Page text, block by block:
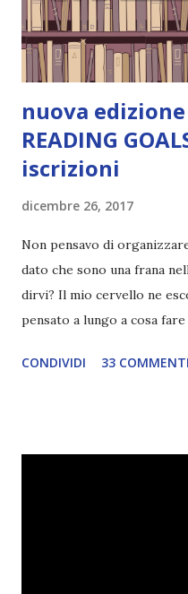
terrificante. Non mi vede
visto, l'ho sentito. Le cose
nuova
READING
iscrizioni
dicembre 26, 2017
Non pensavo di
dato che sono una frana
dirvi? Il mio cervello ne
pensato a lungo a cosa
ho scoperto che anche
CONDIVIDI 33 COMMENTI